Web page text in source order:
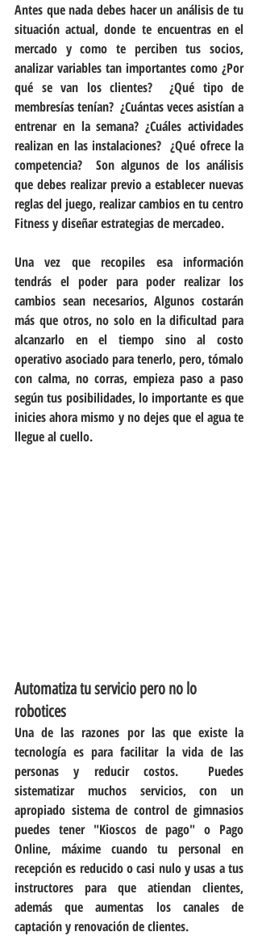
Antes que nada debes hacer un análisis de tu
situación actual, donde te encuentras en el
mercado y como te perciben tus socios,
analizar variables tan importantes como ¿Por
qué se van los clientes?  ¿Qué tipo de
membresías tenían?  ¿Cuántas veces asistían a
entrenar en la semana? ¿Cuáles actividades
realizan en las instalaciones?  ¿Qué ofrece la
competencia?  Son algunos de los análisis
que debes realizar previo a establecer nuevas
reglas del juego, realizar cambios en tu centro
Fitness y diseñar estrategias de mercadeo.
Una vez que recopiles esa información
tendrás el poder para poder realizar los
cambios sean necesarios, Algunos costarán
más que otros, no solo en la dificultad para
alcanzarlo en el tiempo sino al costo
operativo asociado para tenerlo, pero, tómalo
con calma, no corras, empieza paso a paso
según tus posibilidades, lo importante es que
inicies ahora mismo y no dejes que el agua te
llegue al cuello.
Automatiza tu servicio pero no lo
robotices
Una de las razones por las que existe la
tecnología es para facilitar la vida de las
personas y reducir costos.  Puedes
sistematizar muchos servicios, con un
apropiado sistema de control de gimnasios
puedes tener "Kioscos de pago" o Pago
Online, máxime cuando tu personal en
recepción es reducido o casi nulo y usas a tus
instructores para que atiendan clientes,
además que aumentas los canales de
captación y renovación de clientes.